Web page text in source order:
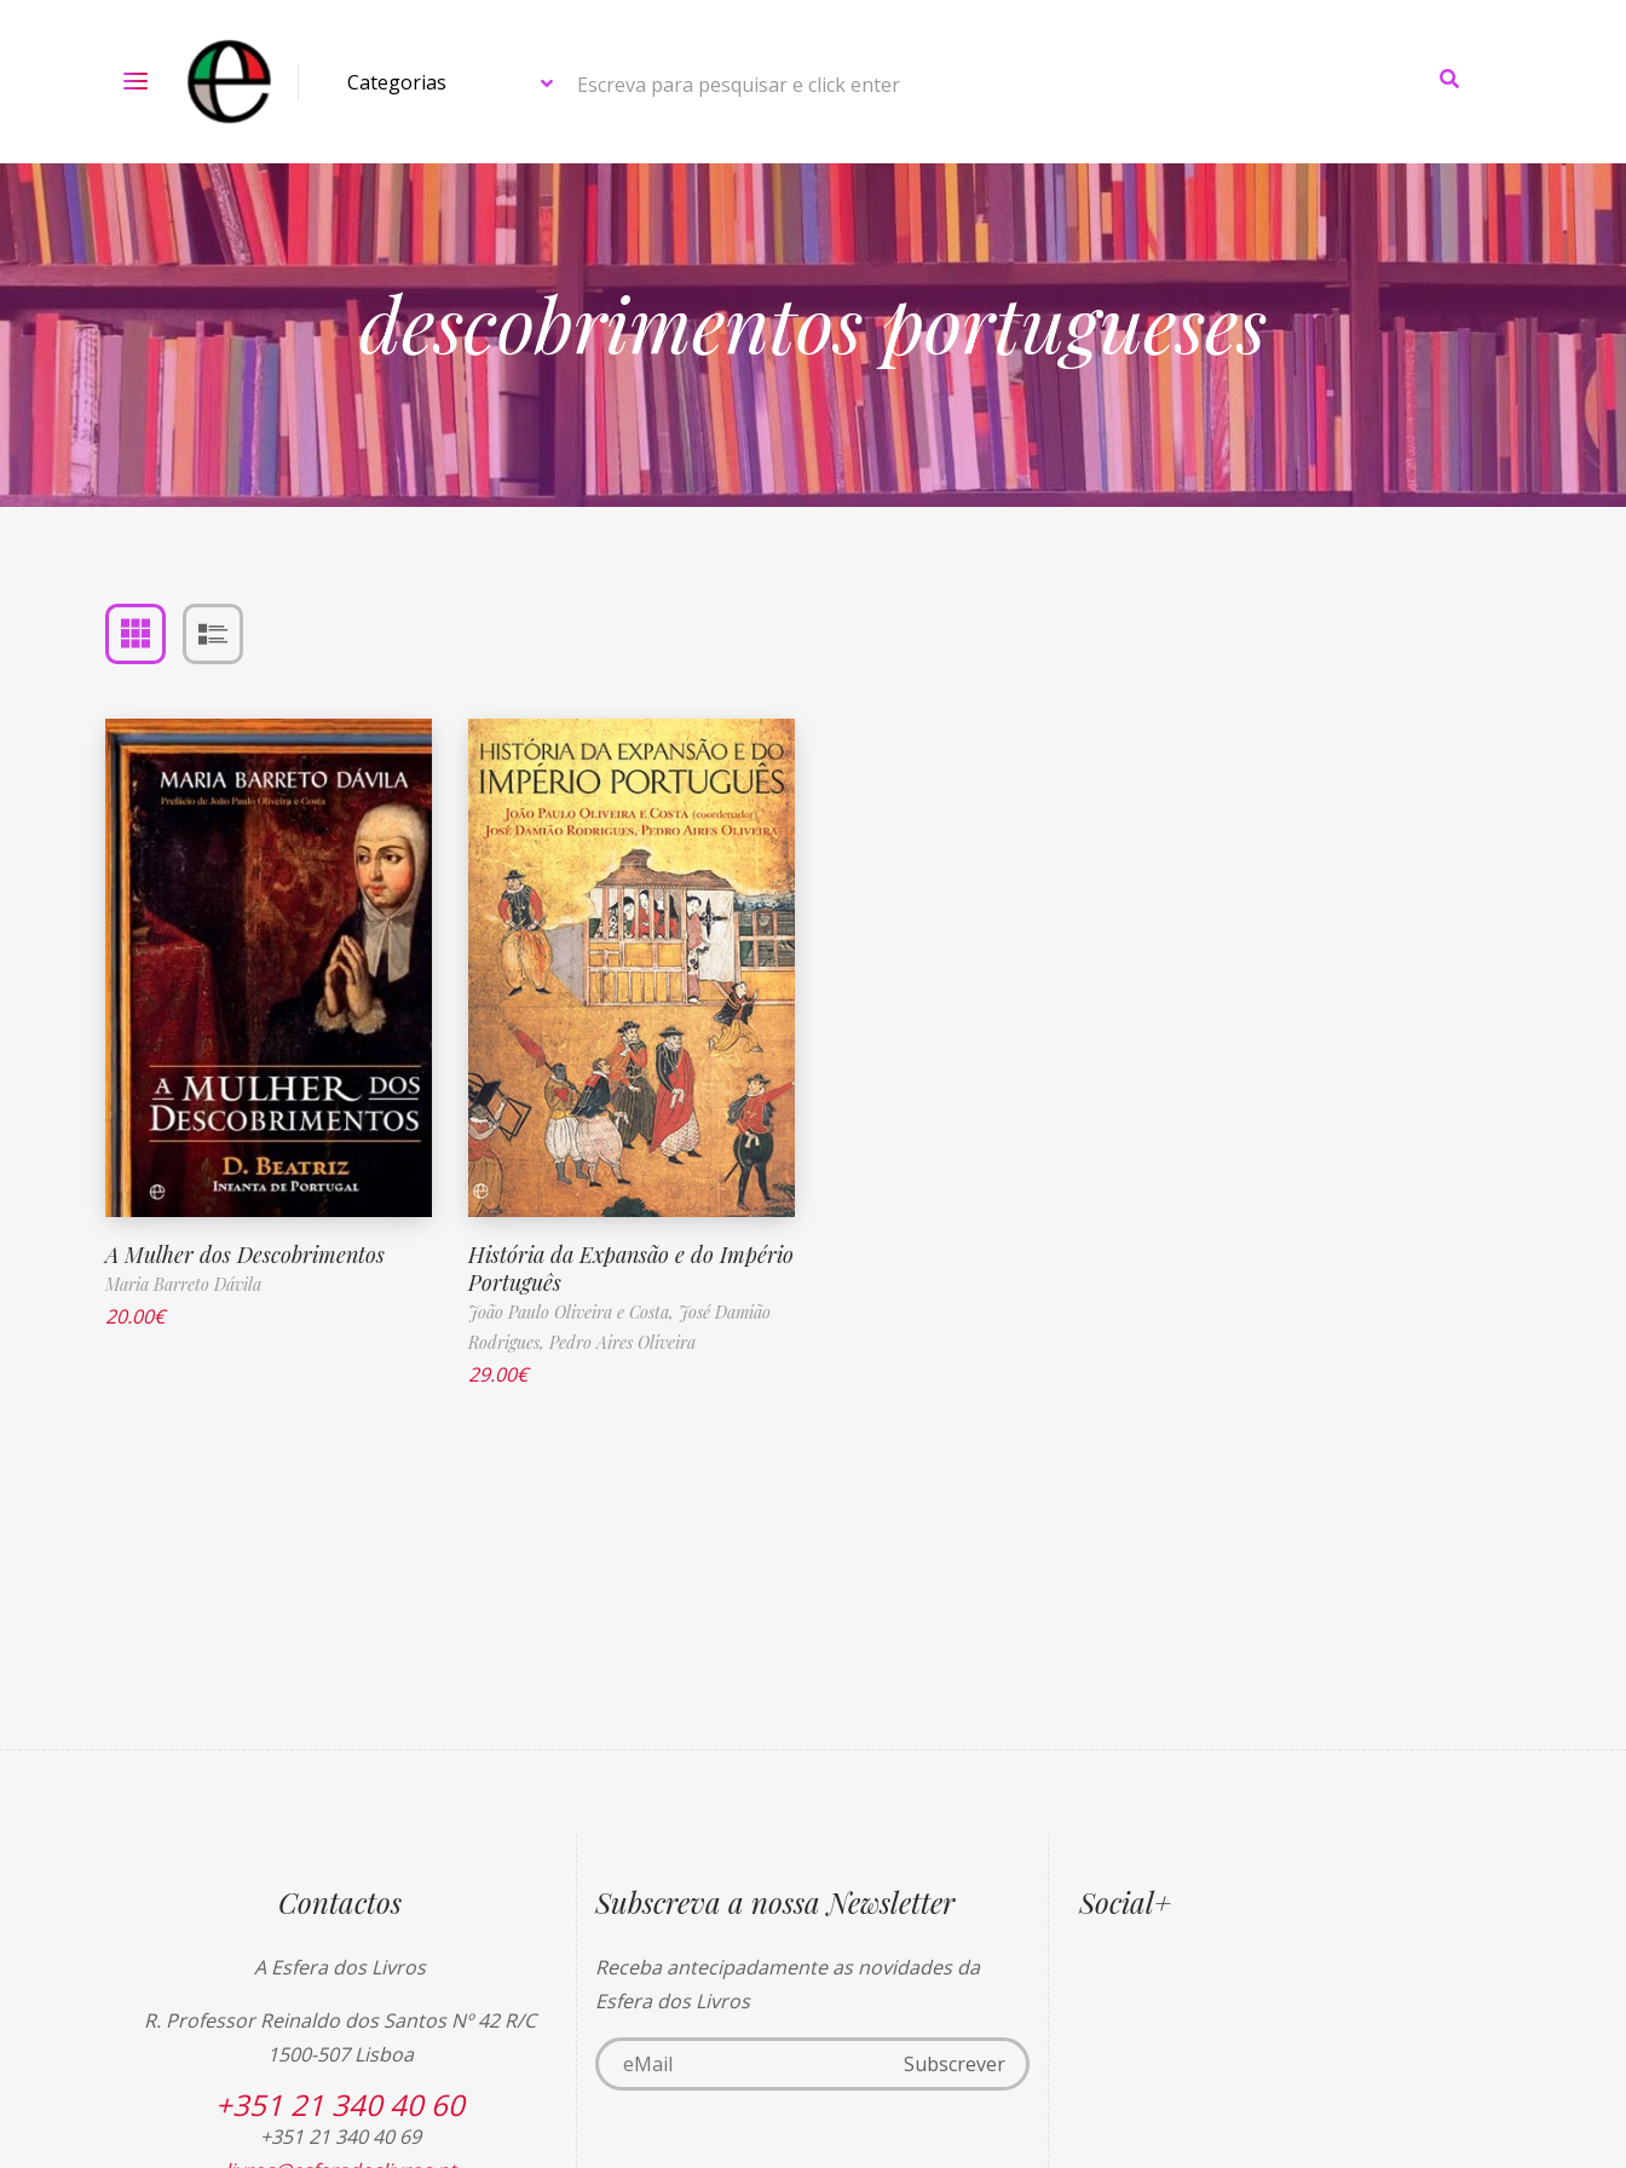
Escreva para pesquisar e click enter
descobrimentos portugueses
A Mulher dos Descobrimentos
Maria Barreto Dávila
20.00€
História da Expansão e do Império
Português
João Paulo Oliveira e Costa, José Damião
Rodrigues, Pedro Aires Oliveira
29.00€
Contactos
A Esfera dos Livros
R. Professor Reinaldo dos Santos Nº 42 R/C
1500-507 Lisboa
+351 21 340 40 60
+351 21 340 40 69
Subscreva a nossa Newsletter
Receba antecipadamente as novidades da
Esfera dos Livros
Social+